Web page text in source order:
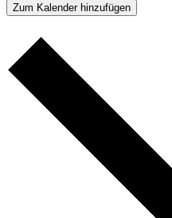
Zum Kalender hinzufügen